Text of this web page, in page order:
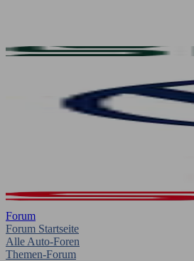
Forum
Forum Startseite
Alle Auto-Foren
Themen-Forum